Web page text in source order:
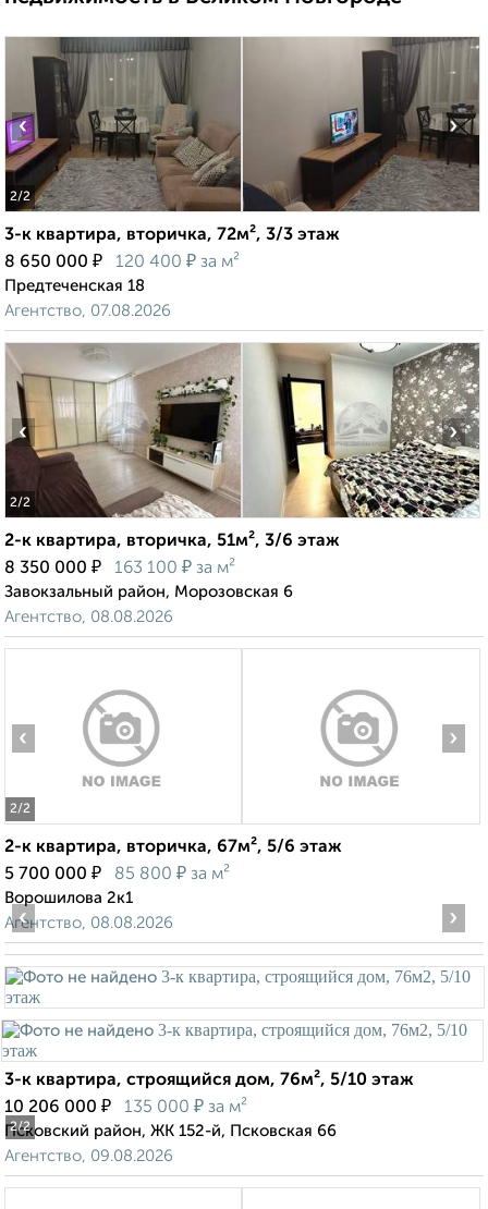
2/2
‹ ›
3-к квартира, вторичка, 72м², 3/3 этаж
8 650 000 ₽ 120 400 ₽ за м²
Предтеченская 18
Агентство, 07.08.2026
2/2
‹ ›
2-к квартира, вторичка, 51м², 3/6 этаж
8 350 000 ₽ 163 100 ₽ за м²
Завокзальный район, Морозовская 6
Агентство, 08.08.2026
2/2
‹ ›
2-к квартира, вторичка, 67м², 5/6 этаж
5 700 000 ₽ 85 800 ₽ за м²
Ворошилова 2к1
Агентство, 08.08.2026
2/2
‹ ›
3-к квартира, строящийся дом, 76м², 5/10 этаж
10 206 000 ₽ 135 000 ₽ за м²
Псковский район, ЖК 152-й, Псковская 66
Агентство, 09.08.2026